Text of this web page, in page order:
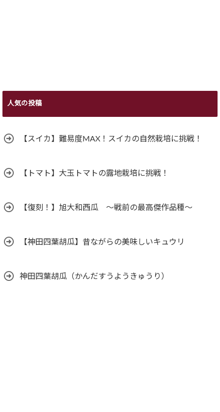
人気の投稿
【スイカ】難易度MAX！スイカの自然栽培に挑戦！
【トマト】大玉トマトの露地栽培に挑戦！
【復刻！】旭大和西瓜 ～戦前の最高傑作品種～
【神田四葉胡瓜】昔ながらの美味しいキュウリ
神田四葉胡瓜（かんだすうようきゅうり）